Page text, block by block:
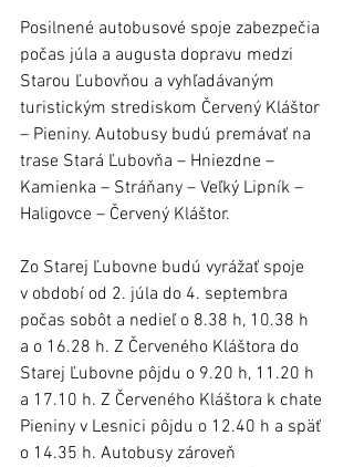
Posilnené autobusové spoje zabezpečia
počas júla a augusta dopravu medzi
Starou Ľubovňou a vyhľadávaným
turistickým strediskom Červený Kláštor
– Pieniny. Autobusy budú premávať na
trase Stará Ľubovňa – Hniezdne –
Kamienka – Stráňany – Veľký Lipník –
Haligovce – Červený Kláštor.
Zo Starej Ľubovne budú vyrážať spoje
v období od 2. júla do 4. septembra
počas sobôt a nedieľ o 8.38 h, 10.38 h
a o 16.28 h. Z Červeného Kláštora do
Starej Ľubovne pôjdu o 9.20 h, 11.20 h
a 17.10 h. Z Červeného Kláštora k chate
Pieniny v Lesnici pôjdu o 12.40 h a späť
o 14.35 h. Autobusy zároveň